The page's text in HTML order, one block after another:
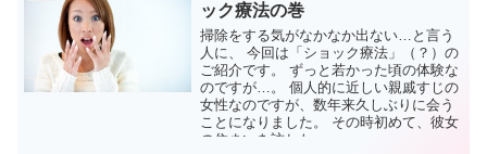
ック療法の巻
掃除をする気がなかなか出ない…と言う
人に、 今回は「ショック療法」（？）の
ご紹介です。 ずっと若かった頃の体験な
のですが…。 個人的に近しい親戚すじの
女性なのですが、数年来久しぶりに会う
ことになりました。 その時初めて、彼女
の住まいを訪ねた...